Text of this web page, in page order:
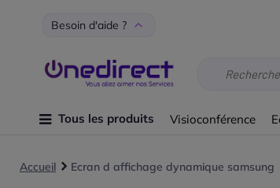
Besoin d'aide ?
Tous les produits Visioconférence
Accueil Ecran d affichage dynamique samsung